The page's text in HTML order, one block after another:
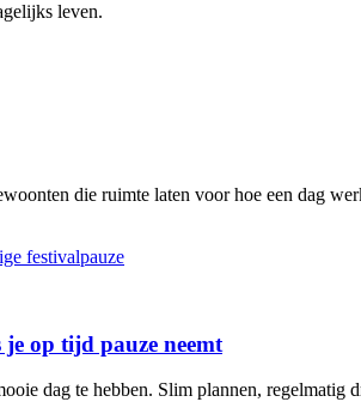
leven.
die ruimte laten voor hoe een dag
op tijd pauze neemt
dag te hebben. Slim plannen, regelmatig